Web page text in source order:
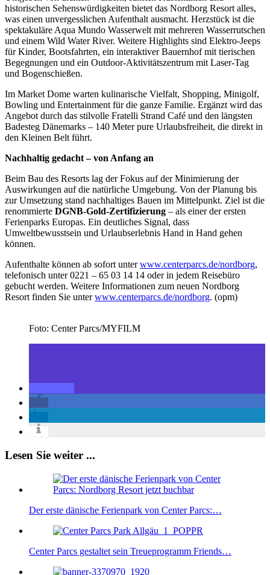
historischen Sehenswürdigkeiten bietet das Nordborg Resort alles,
was einen unvergesslichen Aufenthalt ausmacht. Herzstück ist die
spektakuläre Aqua Mundo Wasserwelt mit mehreren Wasserrutschen
und einem Wild Water River. Weitere Highlights sind Elektro-Jeeps
für Kinder, Bootsfahrten, ein interaktiver Bauernhof mit tierischen
Begegnungen und ein Outdoor-Aktivitätszentrum mit Laser-Tag
und Bogenschießen.
Im Market Dome warten kulinarische Vielfalt, Shopping, Minigolf,
Bowling und Entertainment für die ganze Familie. Ergänzt wird das
Angebot durch das stilvolle Fratelli Strand Café und den längsten
Badesteg Dänemarks – 140 Meter pure Urlaubsfreiheit, die direkt in
den Kleinen Belt führt.
Nachhaltig gedacht – von Anfang an
Beim Bau des Resorts lag der Fokus auf der Minimierung der
Auswirkungen auf die natürliche Umgebung. Von der Planung bis
zur Umsetzung stand nachhaltiges Bauen im Mittelpunkt. Ziel ist die
renommierte DGNB-Gold-Zertifizierung – als einer der ersten
Ferienparks Europas. Ein deutliches Signal, dass
Umweltbewusstsein und Urlaubserlebnis Hand in Hand gehen
können.
Aufenthalte können ab sofort unterwww.centerparcs.de/nordborg,
telefonisch unter 0221 – 65 03 14 14 oder in jedem Reisebüro
gebucht werden. Weitere Informationen zum neuen Nordborg
Resort finden Sie unterwww.centerparcs.de/nordborg. (opm)
Foto: Center Parcs/MYFILM
Lesen Sie weiter ...
Der erste dänische Ferienpark von Center Parcs:…
Center Parcs gestaltet sein Treueprogramm Friends…